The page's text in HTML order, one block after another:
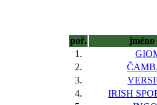
poř. jméno
1.
2.
3.
4.
IRISH